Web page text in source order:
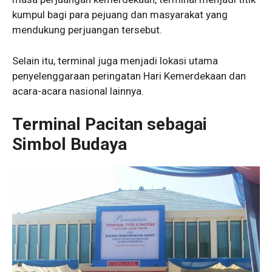
kumpul bagi para pejuang dan masyarakat yang
mendukung perjuangan tersebut.
Selain itu, terminal juga menjadi lokasi utama
penyelenggaraan peringatan Hari Kemerdekaan dan
acara-acara nasional lainnya.
Terminal Pacitan sebagai
Simbol Budaya